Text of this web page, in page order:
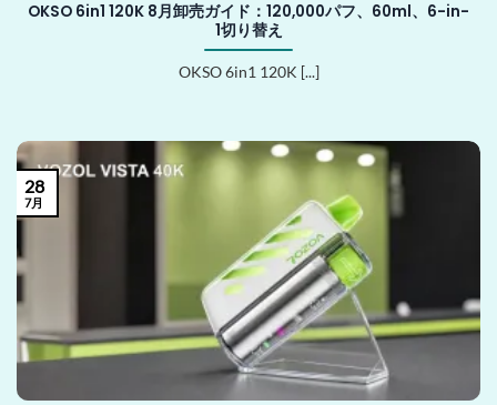
OKSO 6in1 120K 8月卸売ガイド：120,000パフ、60ml、6-in-
1切り替え
OKSO 6in1 120K [...]
28
7月